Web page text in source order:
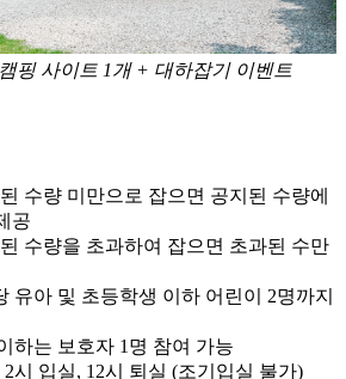
핑 사이트 1개 + 대하잡기 이벤트
수량 미만으로 잡으면 공지된 수량에
공
수량을 초과하여 잡으면 초과된 수만
유아 및 초등학생 이하 어린이 2명까지
하는 보호자 1명 참여 가능
시 입실, 12시 퇴실 (조기입실 불가)